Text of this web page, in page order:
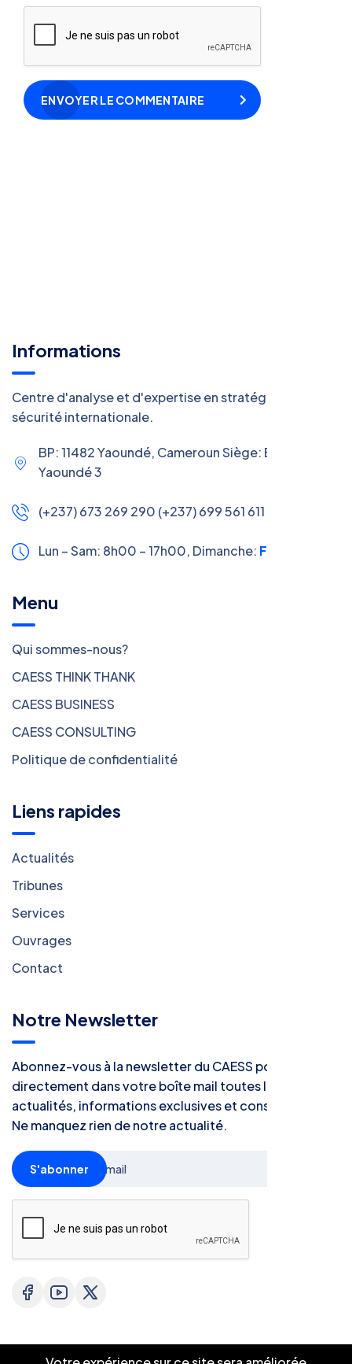
ENVOYER LE COMMENTAIRE
Informations
Centre d'analyse et d'expertise en stratégie et
sécurité internationale.
BP: 11482 Yaoundé, Cameroun Siège: Efoulan,
Yaoundé 3
(+237) 673 269 290 (+237) 699 561 611
Lun – Sam: 8h00 – 17h00, Dimanche: Fermé
Menu
Qui sommes-nous?
CAESS THINK THANK
CAESS BUSINESS
CAESS CONSULTING
Politique de confidentialité
Liens rapides
Actualités
Tribunes
Services
Ouvrages
Contact
Notre Newsletter
Abonnez-vous à la newsletter du CAESS pour recevoir
directement dans votre boîte mail toutes les
actualités, informations exclusives et conseils utiles.
Ne manquez rien de notre actualité.
S'abonner